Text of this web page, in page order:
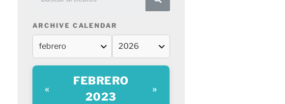
ARCHIVE CALENDAR
«
FEBRERO
2023
»